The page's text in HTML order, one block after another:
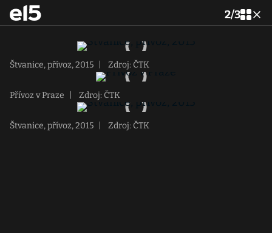
2/3
Štvanice, přívoz, 2015 Zdroj: ČTK
Přívoz v Praze Zdroj: ČTK
Štvanice, přívoz, 2015 Zdroj: ČTK